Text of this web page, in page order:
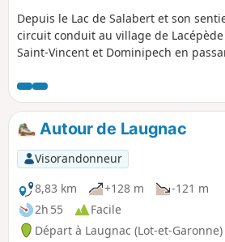
Depuis le Lac de Salabert et son
circuit conduit au village de
Saint-Vincent et Dominipech en
Autour de Laugnac
Visorandonneur
8,83 km
+128 m
-121 m
2h 55
Facile
Départ à Laugnac (Lot-et-Garonne)